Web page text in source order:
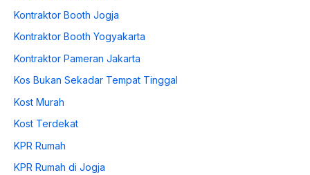
Kontraktor Booth Jogja
Kontraktor Booth Yogyakarta
Kontraktor Pameran Jakarta
Kos Bukan Sekadar Tempat Tinggal
Kost Murah
Kost Terdekat
KPR Rumah
KPR Rumah di Jogja